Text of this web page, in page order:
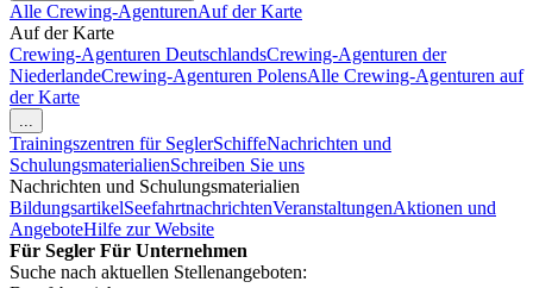
Alle Crewing-AgenturenAuf der Karte
Auf der Karte
Crewing-Agenturen DeutschlandsCrewing-Agenturen der
NiederlandeCrewing-Agenturen PolensAlle Crewing-Agenturen auf
der Karte
...
Trainingszentren für SeglerSchiffeNachrichten und
SchulungsmaterialienSchreiben Sie uns
Nachrichten und Schulungsmaterialien
BildungsartikelSeefahrtnachrichtenVeranstaltungenAktionen und
AngeboteHilfe zur Website
Für Segler Für Unternehmen
Suche nach aktuellen Stellenangeboten: